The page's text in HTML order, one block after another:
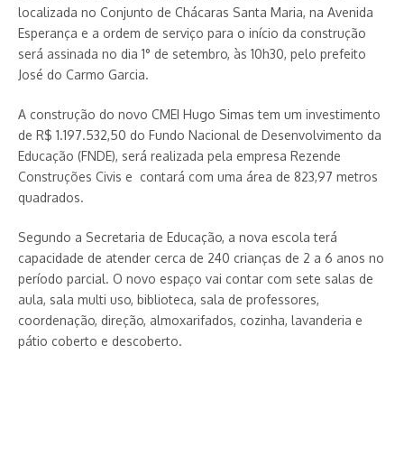
localizada no Conjunto de Chácaras Santa Maria, na Avenida
Esperança e a ordem de serviço para o início da construção
será assinada no dia 1° de setembro, às 10h30, pelo prefeito
José do Carmo Garcia.
A construção do novo CMEI Hugo Simas tem um investimento
de R$ 1.197.532,50 do Fundo Nacional de Desenvolvimento da
Educação (FNDE), será realizada pela empresa Rezende
Construções Civis e contará com uma área de 823,97 metros
quadrados.
Segundo a Secretaria de Educação, a nova escola terá
capacidade de atender cerca de 240 crianças de 2 a 6 anos no
período parcial. O novo espaço vai contar com sete salas de
aula, sala multi uso, biblioteca, sala de professores,
coordenação, direção, almoxarifados, cozinha, lavanderia e
pátio coberto e descoberto.